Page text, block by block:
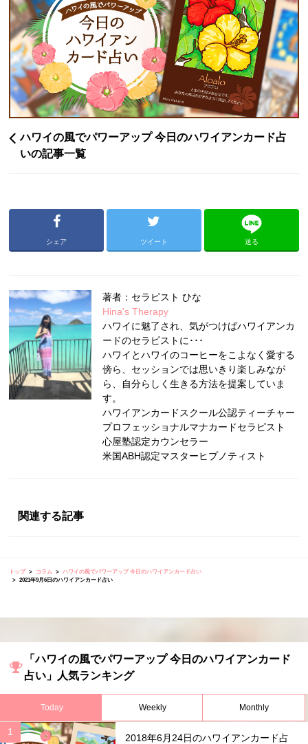
ハワイの風でパワーアップ 今日のハワイアンカード占
いの記事一覧
シェア ツイート 送る
著者：セラピスト ひな
Hina's Therapy
ハワイに魅了され、気がつけばハワイアンカ
ードのセラピストに･･･
ハワイとハワイのコーヒーをこよなく愛する
傍ら、セッションでは思いきり楽しみなが
ら、自分らしく生きる方法を提案していま
す。
ハワイアンカードスクール公認ティーチャー
プロフェッショナルマナカードセラピスト
心屋塾認定カウンセラー
米国ABH認定マスターヒプノティスト
関連する記事
トップ コラム
ハワイの風でパワーアップ 今日のハワイアンカード占い
2021年9月6日のハワイアンカード占い
「ハワイの風でパワーアップ 今日のハワイアンカード
占い」人気ランキング
Today Weekly Monthly
2018年6月24日のハワイアンカード占